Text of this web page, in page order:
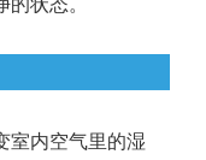
室内空气里的湿